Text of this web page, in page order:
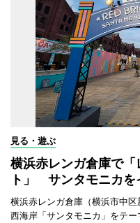
見る・遊ぶ
横浜赤レンガ倉庫で
ト」 サンタモニカ
横浜赤レンガ倉庫（横浜市中
西海岸「サンタモニカ」をテ